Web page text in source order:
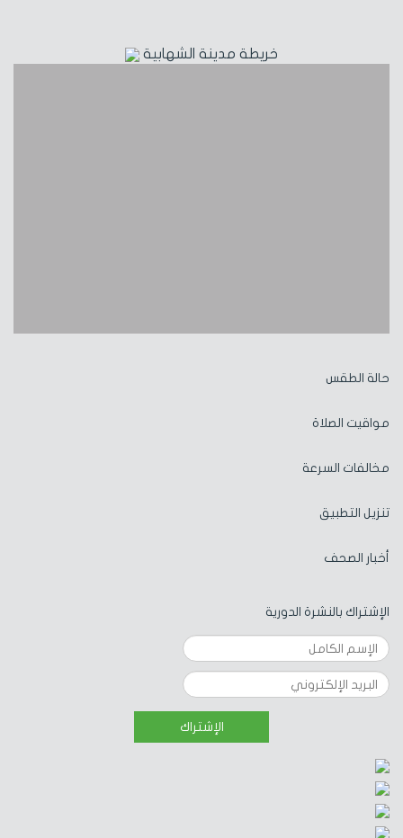
خريطة مدينة الشهابية
حالة الطقس
مواقيت الصلاة
مخالفات السرعة
تنزيل التطبيق
أخبار الصحف
الإشتراك بالنشرة الدورية